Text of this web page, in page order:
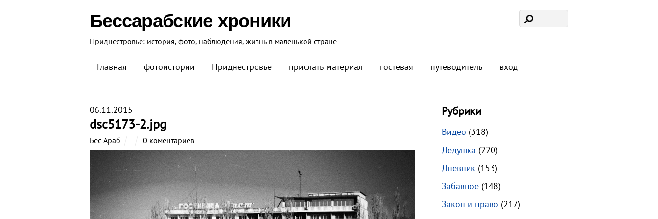
Бессарабские хроники
Приднестровье: история, фото, наблюдения, жизнь в маленькой стране
Главная фотоистории Приднестровье прислать материал гостевая путеводитель вход
06.11.2015
dsc5173-2.jpg
Бес Араб 0 коментариев
Рубрики
Видео (318)
Дедушка (220)
Дневник(153)
Забавное(148)
Закон и право (217)